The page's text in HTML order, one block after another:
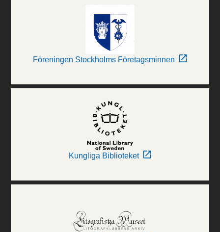
Föreningen Stockholms Företagsminnen
Kungliga Biblioteket